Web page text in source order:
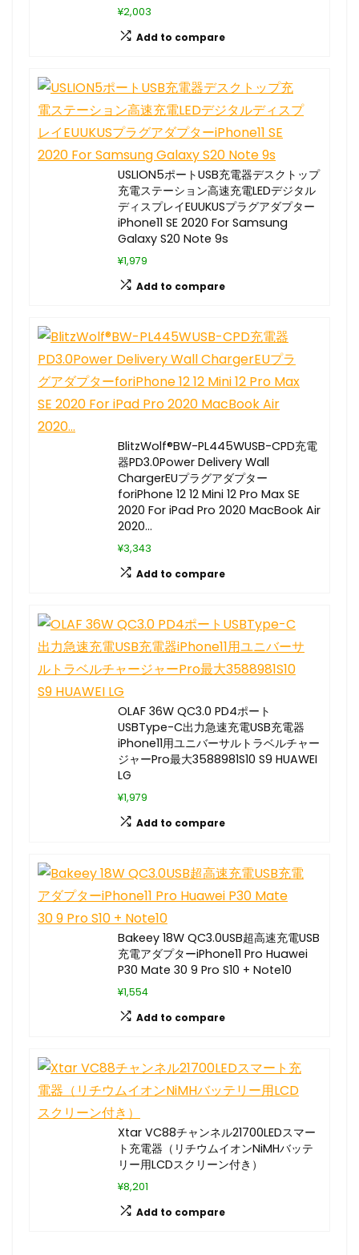
¥2,003
Add to compare
USLION5ポートUSB充電器デスクトップ
充電ステーション高速充電LEDデジタル
ディスプレイEUUKUSプラグアダプター
iPhone11 SE 2020 For Samsung
Galaxy S20 Note 9s
¥1,979
Add to compare
BlitzWolf®BW-PL445WUSB-CPD充電
器PD3.0Power Delivery Wall
ChargerEUプラグアダプター
foriPhone 12 12 Mini 12 Pro Max SE
2020 For iPad Pro 2020 MacBook Air
2020…
¥3,343
Add to compare
OLAF 36W QC3.0 PD4ポート
USBType-C出力急速充電USB充電器
iPhone11用ユニバーサルトラベルチャー
ジャーPro最大3588981S10 S9 HUAWEI
LG
¥1,979
Add to compare
Bakeey 18W QC3.0USB超高速充電USB
充電アダプターiPhone11 Pro Huawei
P30 Mate 30 9 Pro S10 + Note10
¥1,554
Add to compare
Xtar VC88チャンネル21700LEDスマー
ト充電器（リチウムイオンNiMHバッテ
リー用LCDスクリーン付き）
¥8,201
Add to compare